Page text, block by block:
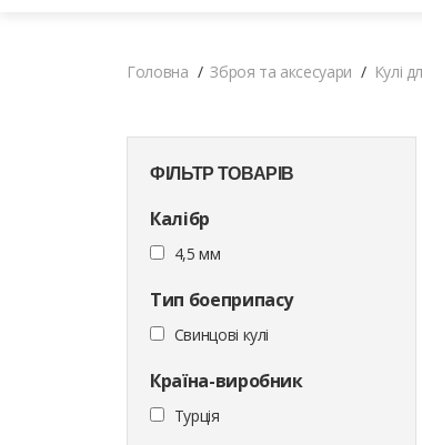
Головна Зброя та аксесуари Кулі
ФІЛЬТР ТОВАРІВ
Калібр
4,5 мм
Тип боеприпасу
Cвинцові кулі
Країна-виробник
Турція